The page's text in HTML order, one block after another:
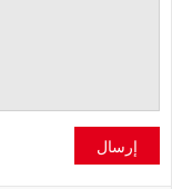
إرسال